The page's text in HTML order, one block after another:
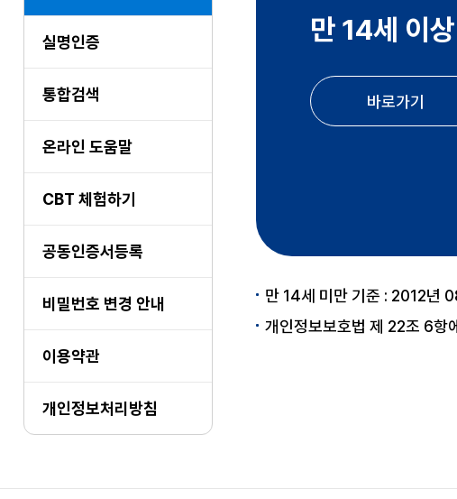
실명인증
통합검색
온라인 도움말
CBT 체험하기
공동인증서등록
비밀번호 변경 안내
이용약관
개인정보처리방침
만 14세 이
바로가기
만 14세 미만 기준 : 2012년
개인정보보호법 제 22조 6항